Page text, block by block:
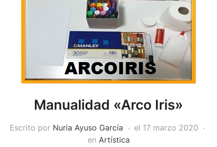
Manualidad «Arco Iris»
Escrito por Nuria Ayuso García el 17 marzo 2020
en Artística